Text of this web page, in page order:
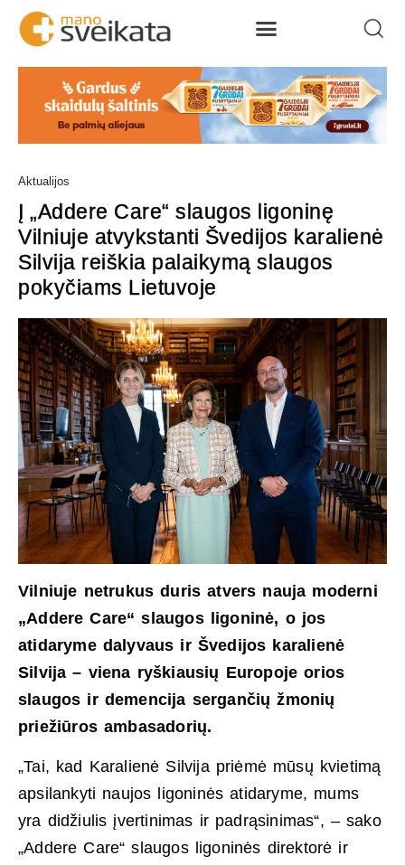
Aktualijos
Į „Addere Care“ slaugos ligoninę
Vilniuje atvykstanti Švedijos karalienė
Silvija reiškia palaikymą slaugos
pokyčiams Lietuvoje
Vilniuje netrukus duris atvers nauja moderni
„Addere Care“ slaugos ligoninė, o jos
atidaryme dalyvaus ir Švedijos karalienė
Silvija – viena ryškiausių Europoje orios
slaugos ir demencija sergančių žmonių
priežiūros ambasadorių.
„Tai, kad Karalienė Silvija priėmė mūsų kvietimą
apsilankyti naujos ligoninės atidaryme, mums
yra didžiulis įvertinimas ir padrąsinimas“, – sako
„Addere Care“ slaugos ligoninės direktorė ir